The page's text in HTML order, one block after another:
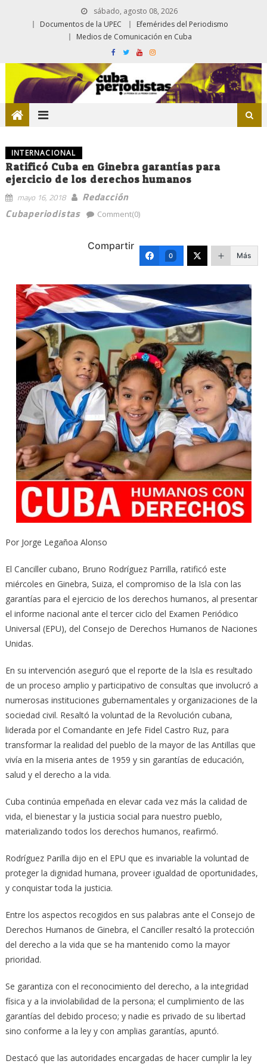
sábado, agosto 08, 2026
Documentos de la UPEC
Efemérides del Periodismo
Medios de Comunicación en Cuba
INTERNACIONAL
Ratificó Cuba en Ginebra garantías para
ejercicio de los derechos humanos
mayo 16, 2018
Redacción
Cubaperiodistas
Comment(0)
Compartir
0 Más
Por Jorge Legañoa Alonso
El Canciller cubano, Bruno Rodríguez Parrilla, ratificó este
miércoles en Ginebra, Suiza, el compromiso de la Isla con las
garantías para el ejercicio de los derechos humanos, al presentar
el informe nacional ante el tercer ciclo del Examen Periódico
Universal (EPU), del Consejo de Derechos Humanos de Naciones
Unidas.
En su intervención aseguró que el reporte de la Isla es resultado
de un proceso amplio y participativo de consultas que involucró a
numerosas instituciones gubernamentales y organizaciones de la
sociedad civil. Resaltó la voluntad de la Revolución cubana,
liderada por el Comandante en Jefe Fidel Castro Ruz, para
transformar la realidad del pueblo de la mayor de las Antillas que
vivía en la miseria antes de 1959 y sin garantías de educación,
salud y el derecho a la vida.
Cuba continúa empeñada en elevar cada vez más la calidad de
vida, el bienestar y la justicia social para nuestro pueblo,
materializando todos los derechos humanos, reafirmó.
Rodríguez Parilla dijo en el EPU que es invariable la voluntad de
proteger la dignidad humana, proveer igualdad de oportunidades,
y conquistar toda la justicia.
Entre los aspectos recogidos en sus palabras ante el Consejo de
Derechos Humanos de Ginebra, el Canciller resaltó la protección
del derecho a la vida que se ha mantenido como la mayor
prioridad.
Se garantiza con el reconocimiento del derecho, a la integridad
física y a la inviolabilidad de la persona; el cumplimiento de las
garantías del debido proceso; y nadie es privado de su libertad
sino conforme a la ley y con amplias garantías, apuntó.
Destacó que las autoridades encargadas de hacer cumplir la ley